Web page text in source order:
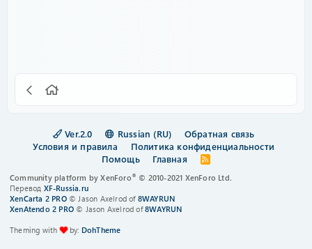
Ver.2.0 Russian (RU)
Обратная связь
Условия и правила
Политика конфиденциальности
Помощь
Главная
R
S
Community platform by XenForo® © 2010-2021 XenForo Ltd.
Перевод XF-Russia.ru
XenCarta 2 PRO© Jason Axelrod of 8WAYRUN
XenAtendo 2 PRO © Jason Axelrod of8WAYRUN
Theming with
by: DohTheme